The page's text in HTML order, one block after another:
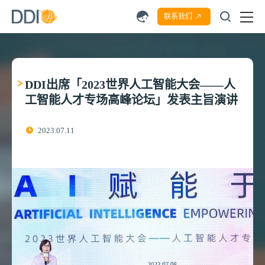
联系我们
DDI出席「2023世界人工智能大会——人
工智能人才专场高峰论坛」发表主旨演讲
2023.07.11